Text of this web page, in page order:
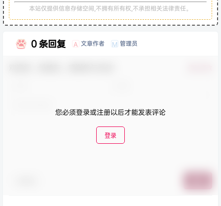
本站仅提供信息存储空间,不拥有所有权,不承担相关法律责任。
0 条回复 A 文章作者 M 管理员
您必须登录或注册以后才能发表评论
登录